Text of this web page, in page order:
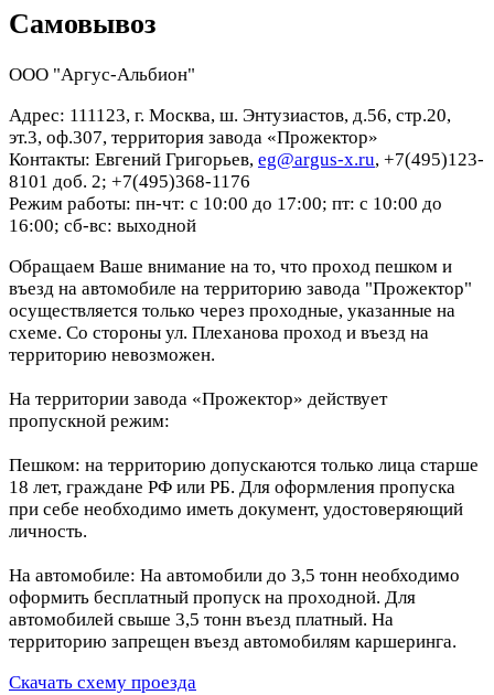
Самовывоз
ООО "Аргус-Альбион"
Адрес: 111123, г. Москва, ш. Энтузиастов, д.56, стр.20,
эт.3, оф.307, территория завода «Прожектор»
Контакты: Евгений Григорьев, eg@argus-x.ru, +7(495)123-
8101 доб. 2; +7(495)368-1176
Режим работы: пн-чт: с 10:00 до 17:00; пт: с 10:00 до
16:00; сб-вс: выходной
Обращаем Ваше внимание на то, что проход пешком и
въезд на автомобиле на территорию завода "Прожектор"
осуществляется только через проходные, указанные на
схеме. Со стороны ул. Плеханова проход и въезд на
территорию невозможен.
На территории завода «Прожектор» действует
пропускной режим:
Пешком: на территорию допускаются только лица старше
18 лет, граждане РФ или РБ. Для оформления пропуска
при себе необходимо иметь документ, удостоверяющий
личность.
На автомобиле: На автомобили до 3,5 тонн необходимо
оформить бесплатный пропуск на проходной. Для
автомобилей свыше 3,5 тонн въезд платный. На
территорию запрещен въезд автомобилям каршеринга.
Скачать схему проезда